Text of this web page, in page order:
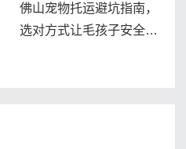
佛山宠物托运避坑指南，
选对方式让毛孩子安全到